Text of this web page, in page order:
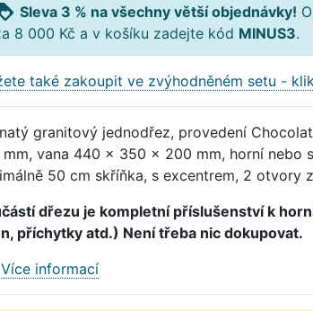
Sleva 3 % na všechny větší objednávky!
8 000 Kč a v košíku zadejte kód MINUS3.
také zakoupit ve zvýhodněném setu -
granitový jednodřez, provedení
mm, vana 440 x 350 x 200 mm, horní nebo
50 cm skříňka, s excentrem, 2 otvory
dřezu je kompletní příslušenství k
příchytky atd.) Není třeba nic dokupovat.
Více informací